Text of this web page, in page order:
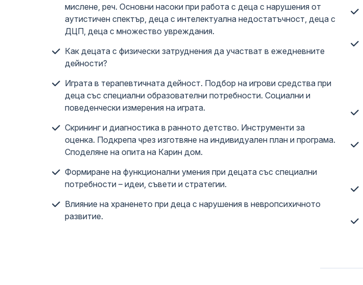
мислене, реч. Основни насоки при работа с деца с нарушения от
аутистичен спектър, деца с интелектуална недостатъчност, деца с
ДЦП, деца с множество увреждания.
Как децата с физически затруднения да участват в ежедневните
дейности?
Играта в терапевтичната дейност. Подбор на игрови средства при
деца със специални образователни потребности. Социални и
поведенчески измерения на играта.
Скрининг и диагностика в ранното детство. Инструменти за
оценка. Подкрепа чрез изготвяне на индивидуален план и програма.
Споделяне на опита на Карин дом.
Формиране на функционални умения при децата със специални
потребности – идеи, съвети и стратегии.
Влияние на храненето при деца с нарушения в невропсихичното
развитие.